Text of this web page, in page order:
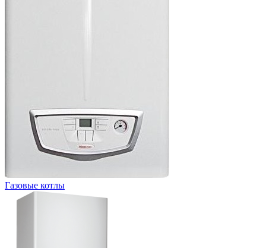
Газовые котлы